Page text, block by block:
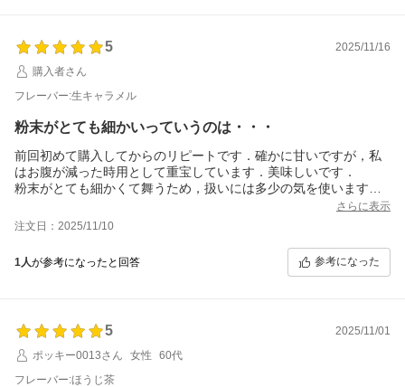
5
2025/11/16
購入者さん
フレーバー:生キャラメル
粉末がとても細かいっていうのは・・・
前回初めて購入してからのリピートです．確かに甘いですが，私
はお腹が減った時用として重宝しています．美味しいです．
粉末がとても細かくて舞うため，扱いには多少の気を使います．
それゆえ冷たい水にはよく溶けますが，私はホットにして飲むの
ます．個人的にはそこまで細かくなくてもよいと思いました．長
年愛用しているsavasがベストな感じです．
さらに表示
注文日：2025/11/10
1人が参考になったと回答 参考になった
5
2025/11/01
ポッキー0013さん
女性
60代
フレーバー:ほうじ茶